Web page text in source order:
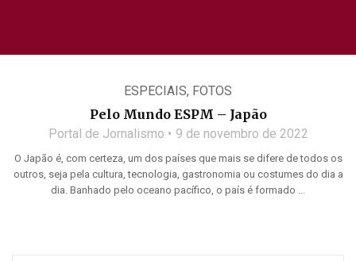
ESPECIAIS, FOTOS
Pelo Mundo ESPM – Japão
Portal de Jornalismo 9 de novembro de 2022
O Japão é, com certeza, um dos países que mais se difere de todos os
outros, seja pela cultura, tecnologia, gastronomia ou costumes do dia a
dia. Banhado pelo oceano pacífico, o país é formado ...